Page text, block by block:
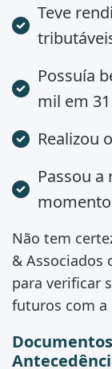
Teve
Possuía
mil em
Realizou
Passou
Não tem
& Associados
para verificar
futuros com a